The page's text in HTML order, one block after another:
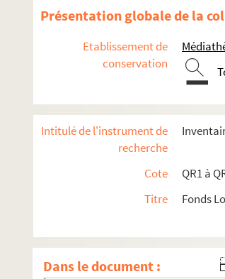
Présentation globale de la
Etablissement de
conservation
Intitulé de l'instrument de
recherche
Cote
QR1 à
Titre
Fonds
Dans le document :
pf67. Portefeuille 67 : Plans de
pf67-1. Terre et scierie de la Voorde
pf67-2. Répartition de terres
pf67-4. Une ferme Bousbecque
pf67-5. La ferme d’Helding
pf67-7. Gros fief, chapelle
pf67-8. Une petite ferme et
pf67-10. Diverses pièces de terres à
pf67-11. Maison de campagne de